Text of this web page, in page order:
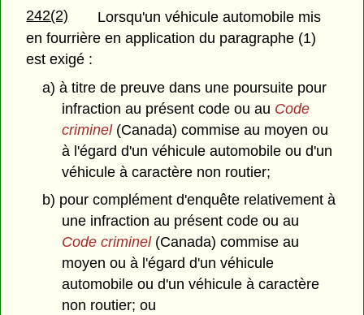
242(2)
Lorsqu'un véhicule automobile mis
en fourrière en application du paragraphe (1)
est exigé :
a) à titre de preuve dans une poursuite pour
infraction au présent code ou au Code
criminel(Canada) commise au moyen ou
à l'égard d'un véhicule automobile ou d'un
véhicule à caractère non routier;
b) pour complément d'enquête relativement à
une infraction au présent code ou au
Code criminel(Canada) commise au
moyen ou à l'égard d'un véhicule
automobile ou d'un véhicule à caractère
non routier; ou